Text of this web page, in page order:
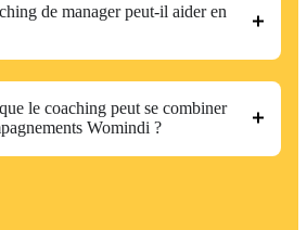
de manager peut-il aider en
le coaching peut se combiner
Womindi ?